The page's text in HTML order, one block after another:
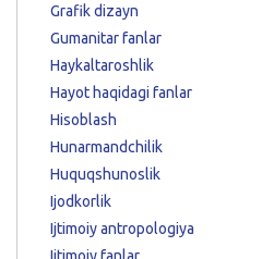
Grafik dizayn
Gumanitar fanlar
Haykaltaroshlik
Hayot haqidagi fanlar
Hisoblash
Hunarmandchilik
Huquqshunoslik
Ijodkorlik
Ijtimoiy antropologiya